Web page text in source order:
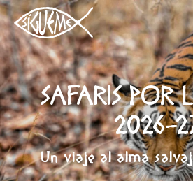
SAFARIS POR
2026-
Un viaje al alma